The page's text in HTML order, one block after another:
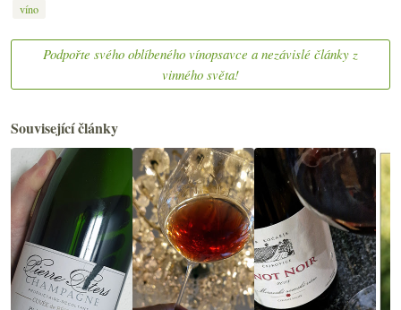
víno
Podpořte svého oblíbeného vínopsavce a nezávislé články z
vinného světa!
Související články